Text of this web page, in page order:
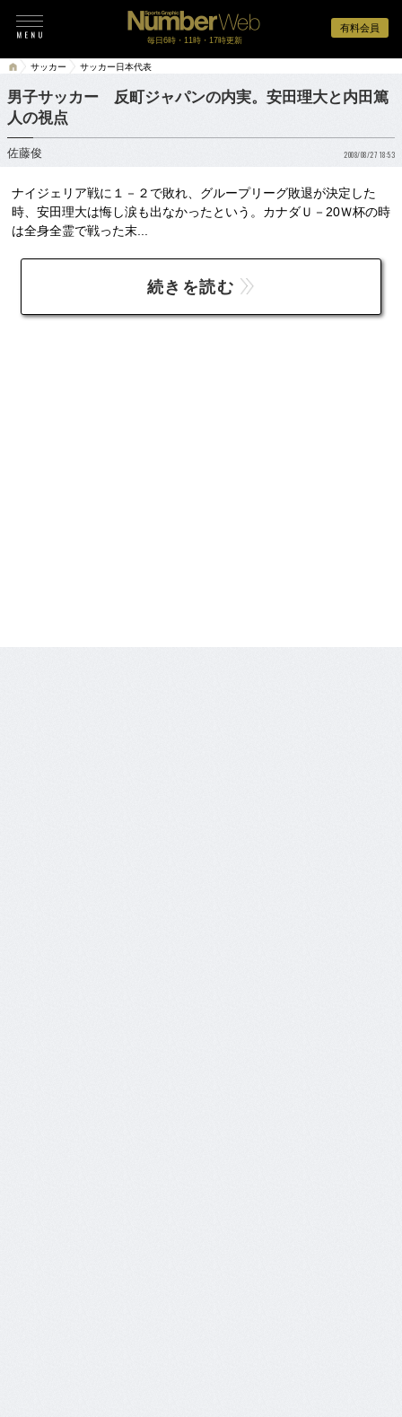
有料会員
毎日6時・11時・17時更新
サッカー サッカー日本代表
男子サッカー 反町ジャパンの内実。安田理大と内田篤
人の視点
佐藤俊 2008/08/27 18:53
ナイジェリア戦に１－２で敗れ、グループリーグ敗退が決定した
時、安田理大は悔し涙も出なかったという。カナダＵ－20Ｗ杯の時
は全身全霊で戦った末...
続きを読む